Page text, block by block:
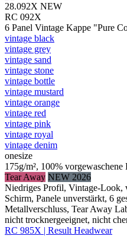
28.092X NEW
RC 092X
6 Panel Vintage Kappe "Pure
vintage black
vintage grey
vintage sand
vintage stone
vintage bottle
vintage mustard
vintage orange
vintage red
vintage pink
vintage royal
vintage denim
onesize
175g/m², 100%
Tear Away NEW 2026
Niedriges Profil, Vintage-Look,
Schirm, Panele unverstärkt, 6
Metallverschluss, Tear Away
nicht trocknergeeignet, nicht
RC 985X | Result Headwear